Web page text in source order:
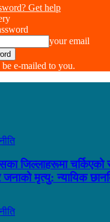
Get help
your email
e-mailed to you.
जिल्लाहरूमा चर्किएको
जनाको मृत्यु: न्यायिक